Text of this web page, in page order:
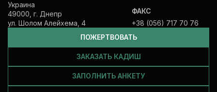
ПОЖЕРТВОВАТЬ
ЗАКАЗАТЬ КАДИШ
ЗАПОЛНИТЬ АНКЕТУ
Украина
49000, г. Днепр
ул. Шолом Алейхема, 4
ФАКС
+38 (056) 717 70 76